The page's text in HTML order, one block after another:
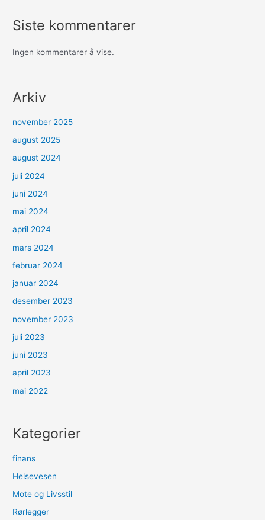
Siste kommentarer
Ingen kommentarer å vise.
Arkiv
november 2025
august 2025
august 2024
juli 2024
juni 2024
mai 2024
april 2024
mars 2024
februar 2024
januar 2024
desember 2023
november 2023
juli 2023
juni 2023
april 2023
mai 2022
Kategorier
finans
Helsevesen
Mote og Livsstil
Rørlegger